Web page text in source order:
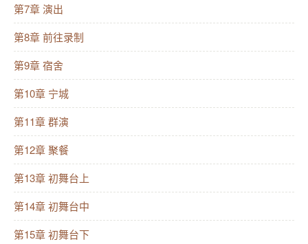
#好感值没了就没了吧,给粉丝们写的歌可不能耽误##莫
慌,我离完成任务就差这一首歌的距离了#————预收
《我靠开宠物店暴富了》————玄学大佬陆玉一朝穿
书,接手了一家濒临倒闭的宠物店。可宠物店里的猫猫成
天摆烂,对客人爱答不理。穷得吃土的陆玉只好继续老本
行。*周边小区都知道街边有家宠物店,里面的宠物贵得
离谱,老板还天天板着脸。直到某天,宠物店突然不卖猫
了开始租猫。吃瓜群众A：这店的猫刁得很,还租呢,倒给
钱我都不要！吃瓜群众B：我看宠物店马上就要关门大
吉了,可千万别被这群猫赖上了！没过几天,群众们发现
这家宠物店竟然活过来了。来租猫的顾客从小区居民到
第7章 演出
第8章 前往录制
第9章 宿舍
第10章 宁城
第11章 群演
第12章 聚餐
第13章 初舞台上
第14章 初舞台中
第15章 初舞台下